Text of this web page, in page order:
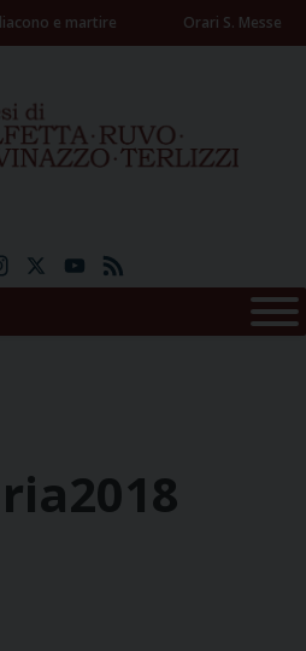
e martire Orari S. Messe
InstagramYouTube